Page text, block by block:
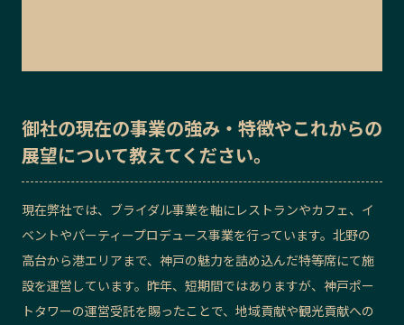
御社の現在の事業の強み・特徴やこれからの
展望について教えてください。
現在弊社では、ブライダル事業を軸にレストランやカフェ、イ
ベントやパーティープロデュース事業を行っています。北野の
高台から港エリアまで、神戸の魅力を詰め込んだ特等席にて施
設を運営しています。昨年、短期間ではありますが、神戸ポー
トタワーの運営受託を賜ったことで、地域貢献や観光貢献への